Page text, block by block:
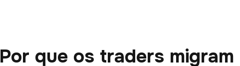
Por que os traders migram